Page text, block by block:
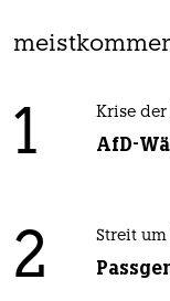
1 Krise
AfD-
2 Streit um